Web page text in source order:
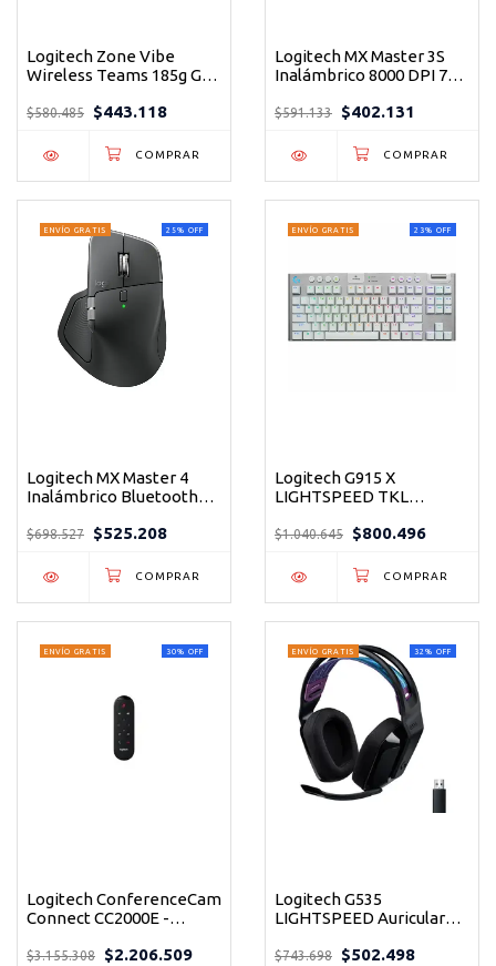
Logitech Zone Vibe
Wireless Teams 185g Gris
inalámbricos certificados
profesionales
$580.485 $443.118
Logitech MX Master 3S
Inalámbrico 8000 DPI 7
mouse ergonómico que
productividad
$591.133 $402.131
25% OFF
ENVÍO GRATIS
Logitech MX Master 4
Inalámbrico Bluetooth
mouse profesional que
trabajar
$698.527 $525.208
23% OFF
ENVÍO GRATIS
Logitech G915 X
LIGHTSPEED TKL
Inalámbrico Mecánico
$1.040.645 $800.496
30% OFF
ENVÍO GRATIS
Logitech ConferenceCam
Connect CC2000E -
Videoconferencia
$3.155.308 $2.206.509
32 % OFF
ENVÍO GRATIS
Logitech G535
LIGHTSPEED Auriculares
Ultraligeros 33h
$743.698 $502.498